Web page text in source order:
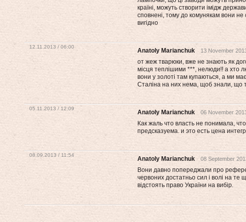
країні, можуть створити імідж
сповнені, тому до комунякам вони не
вигідно
12.11.2013 / 06:00
Anatoly Marianchuk 13 November
от жеж тварюки, вже не знають як
місця теплішими ***, нелюди!! а хто
вони у золоті там купаються, а ми
Сталіна на них нема, щоб знали, що
05.11.2013 / 12:09
Anatoly Marianchuk 06 November
Как жаль что власть не понимала,
предсказуема. и это есть цена
08.09.2013 / 11:54
Anatoly Marianchuk 08 September
Вони давно попереджали про
червоних достатньо сил і волі на те
відстоять право України на вибір.